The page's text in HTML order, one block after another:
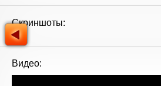
Скриншоты:
Видео: